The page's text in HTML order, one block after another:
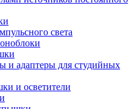
света
и адаптеры для студийных
и осветители